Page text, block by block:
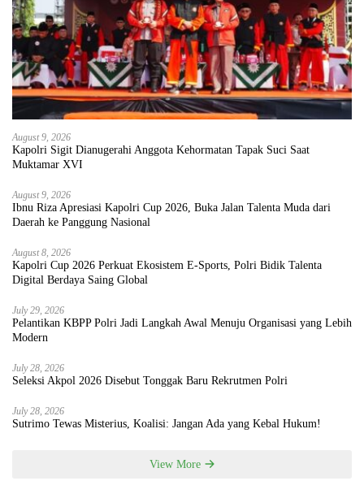
August 9, 2026
Kapolri Sigit Dianugerahi Anggota Kehormatan Tapak Suci Saat
Muktamar XVI
August 9, 2026
Ibnu Riza Apresiasi Kapolri Cup 2026, Buka Jalan Talenta Muda dari
Daerah ke Panggung Nasional
August 8, 2026
Kapolri Cup 2026 Perkuat Ekosistem E-Sports, Polri Bidik Talenta
Digital Berdaya Saing Global
July 29, 2026
Pelantikan KBPP Polri Jadi Langkah Awal Menuju Organisasi yang Lebih
Modern
July 28, 2026
Seleksi Akpol 2026 Disebut Tonggak Baru Rekrutmen Polri
July 28, 2026
Sutrimo Tewas Misterius, Koalisi: Jangan Ada yang Kebal Hukum!
View More